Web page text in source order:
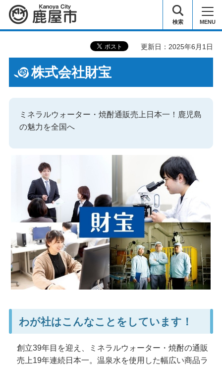
鹿屋市 検索 MENU
更新日：2025年6月1日
株式会社財宝
ミネラルウォーター・焼酎通販売上日本一！鹿児島
の魅力を全国へ
わが社はこんなことをしています！
創立39年目を迎え、ミネラルウォーター・焼酎の通販
売上19年連続日本一。温泉水を使用した幅広い商品ラ